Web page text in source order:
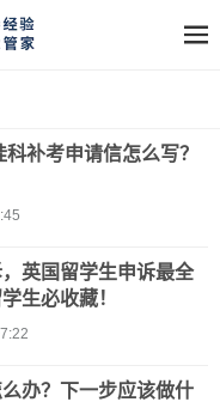
补考申请信怎么写？
英国留学生申诉最全
生必收藏！
办？下一步应该做什